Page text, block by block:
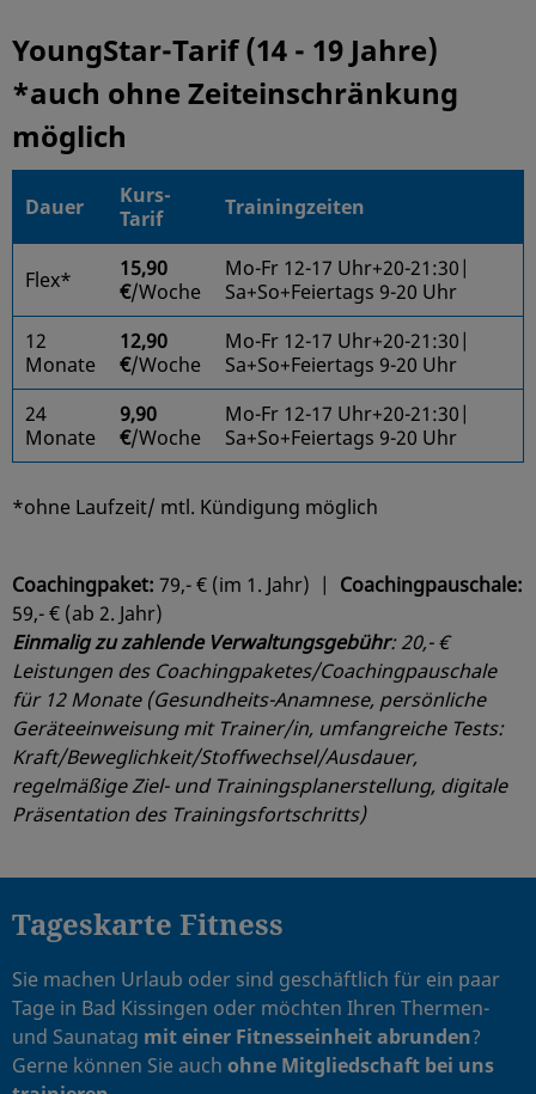
YoungStar-Tarif (14 - 19 Jahre)
*auch ohne Zeiteinschränkung
möglich
Dauer
Kurs-
Tarif
Trainingzeiten
Flex*
15,90
€/Woche
Mo-Fr 12-17 Uhr+20-21:30|
Sa+So+Feiertags 9-20 Uhr
12
Monate
12,90
€/Woche
Mo-Fr 12-17 Uhr+20-21:30|
Sa+So+Feiertags 9-20 Uhr
24
Monate
9,90
€/Woche
Mo-Fr 12-17 Uhr+20-21:30|
Sa+So+Feiertags 9-20 Uhr
*ohne Laufzeit/ mtl. Kündigung möglich
Coachingpaket: 79,- € (im 1. Jahr) | Coachingpauschale:
59,- € (ab 2. Jahr)
Einmalig zu zahlende Verwaltungsgebühr: 20,- €
Leistungen des Coachingpaketes/Coachingpauschale
für 12 Monate (Gesundheits-Anamnese, persönliche
Geräteeinweisung mit Trainer/in, umfangreiche Tests:
Kraft/Beweglichkeit/Stoffwechsel/Ausdauer,
regelmäßige Ziel- und Trainingsplanerstellung, digitale
Präsentation des Trainingsfortschritts)
Tageskarte Fitness
Sie machen Urlaub oder sind geschäftlich für ein paar
Tage in Bad Kissingen oder möchten Ihren Thermen-
und Saunatag mit einer Fitnesseinheit abrunden?
Gerne können Sie auch ohne Mitgliedschaft bei uns